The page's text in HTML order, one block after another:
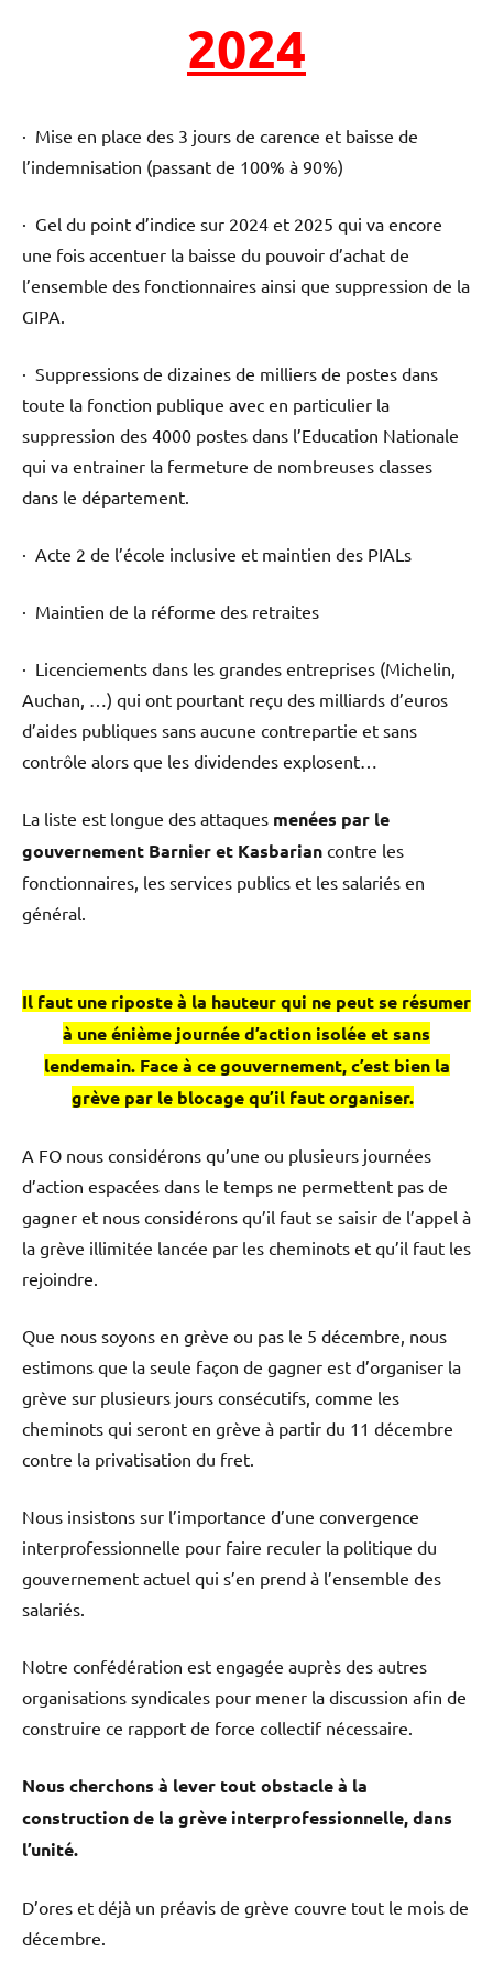
2024
· Mise en place des 3 jours de carence et baisse de
l’indemnisation (passant de 100% à 90%)
· Gel du point d’indice sur 2024 et 2025 qui va encore
une fois accentuer la baisse du pouvoir d’achat de
l’ensemble des fonctionnaires ainsi que suppression de la
GIPA.
· Suppressions de dizaines de milliers de postes dans
toute la fonction publique avec en particulier la
suppression des 4000 postes dans l’Education Nationale
qui va entrainer la fermeture de nombreuses classes
dans le département.
· Acte 2 de l’école inclusive et maintien des PIALs
· Maintien de la réforme des retraites
· Licenciements dans les grandes entreprises (Michelin,
Auchan, …) qui ont pourtant reçu des milliards d’euros
d’aides publiques sans aucune contrepartie et sans
contrôle alors que les dividendes explosent…
La liste est longue des attaques menées par le
gouvernement Barnier et Kasbarian contre les
fonctionnaires, les services publics et les salariés en
général.
Il faut une riposte à la hauteur qui ne peut se résumer
à une énième journée d’action isolée et sans
lendemain. Face à ce gouvernement, c’est bien la
grève par le blocage qu’il faut organiser.
A FO nous considérons qu’une ou plusieurs journées
d’action espacées dans le temps ne permettent pas de
gagner et nous considérons qu’il faut se saisir de l’appel à
la grève illimitée lancée par les cheminots et qu’il faut les
rejoindre.
Que nous soyons en grève ou pas le 5 décembre, nous
estimons que la seule façon de gagner est d’organiser la
grève sur plusieurs jours consécutifs, comme les
cheminots qui seront en grève à partir du 11 décembre
contre la privatisation du fret.
Nous insistons sur l’importance d’une convergence
interprofessionnelle pour faire reculer la politique du
gouvernement actuel qui s’en prend à l’ensemble des
salariés.
Notre confédération est engagée auprès des autres
organisations syndicales pour mener la discussion afin de
construire ce rapport de force collectif nécessaire.
Nous cherchons à lever tout obstacle à la
construction de la grève interprofessionnelle, dans
l’unité.
D’ores et déjà un préavis de grève couvre tout le mois de
décembre.